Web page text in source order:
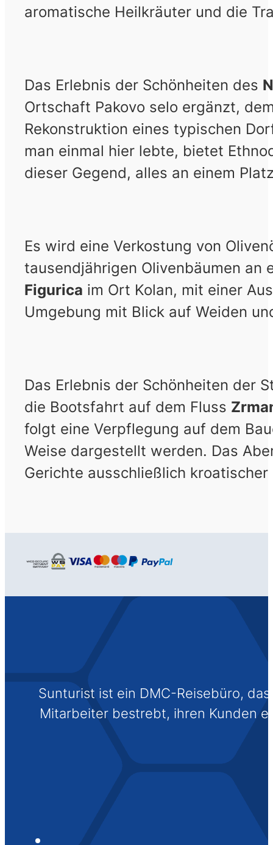
aromatische Heilkräuter und die
Das Erlebnis der Schönheiten des
Ortschaft Pakovo selo ergänzt,
Rekonstruktion eines typischen
man einmal hier lebte, bietet
dieser Gegend, alles an einem
Es wird eine Verkostung von
tausendjährigen Olivenbäumen an
Figurica im Ort Kolan, mit einer
Umgebung mit Blick auf Weiden
Das Erlebnis der Schönheiten der
die Bootsfahrt auf dem Fluss
folgt eine Verpflegung auf dem
Weise dargestellt werden. Das
Gerichte ausschließlich
Sunturist ist ein DMC-Reisebüro,
Mitarbeiter bestrebt, ihren Kunden